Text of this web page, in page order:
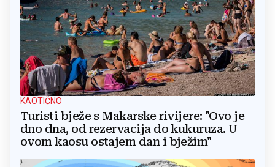
KAOTIČNO
Turisti bježe s Makarske rivijere: "Ovo je
dno dna, od rezervacija do kukuruza. U
ovom kaosu ostajem dan i bježim"